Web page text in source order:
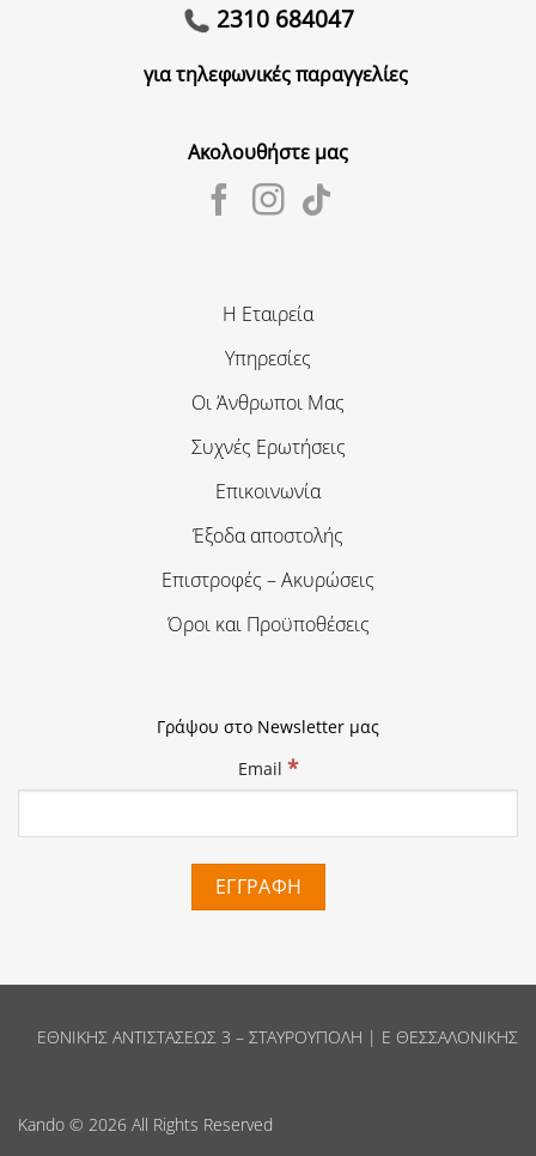
2310 684047
για τηλεφωνικές παραγγελίες
Ακολουθήστε μας
Η Εταιρεία
Υπηρεσίες
Οι Άνθρωποι Μας
Συχνές Ερωτήσεις
Επικοινωνία
Έξοδα αποστολής
Επιστροφές – Ακυρώσεις
Όροι και Προϋποθέσεις
Γράψου στο Newsletter μας
Email *
ΕΘΝΙΚΗΣ ΑΝΤΙΣΤΑΣΕΩΣ 3 – ΣΤΑΥΡΟΥΠΟΛΗ | Ε ΘΕΣΣΑΛΟΝΙΚΗΣ
Kando © 2026 All Rights Reserved